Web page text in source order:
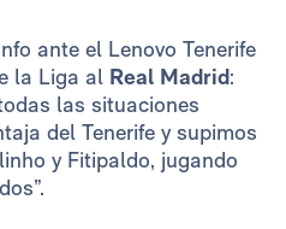
ante el Lenovo Tenerife
la Liga al Real Madrid:
las situaciones
del Tenerife y supimos
y Fitipaldo, jugando